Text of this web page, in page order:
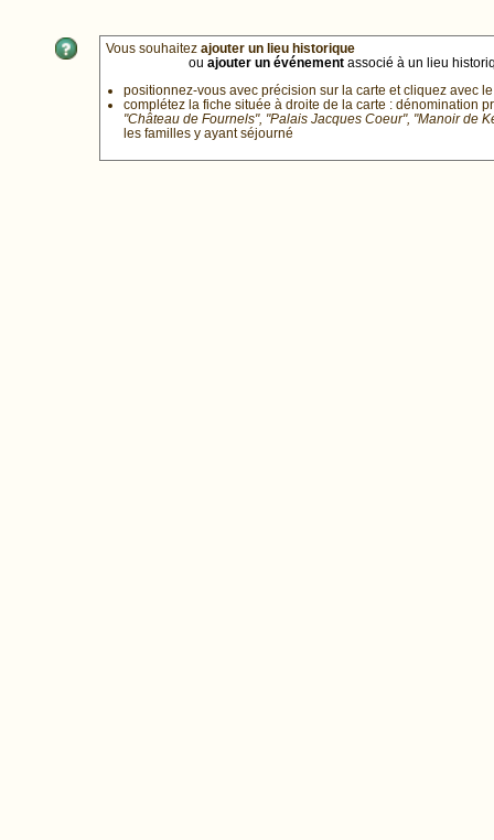
Vous souhaitez ajouter un lieu historique
ou ajouter un événement associé à un lieu
positionnez-vous avec précision sur la carte et cliquez avec
complétez la fiche située à droite de la carte : dénomination
"Château de Fournels", "Palais Jacques Coeur", "Manoir de
les familles y ayant séjourné